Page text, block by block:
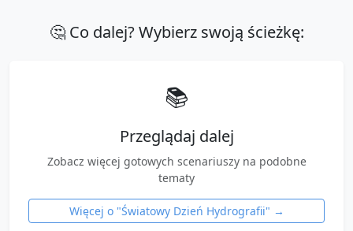
🤔 Co dalej? Wybierz swoją ścieżkę:
📚
Przeglądaj dalej
Zobacz więcej gotowych scenariuszy na podobne
tematy
Więcej o "Światowy Dzień Hydrografii" →